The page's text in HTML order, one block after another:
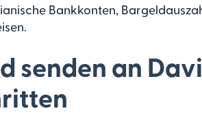
Bankkonten,
senden an